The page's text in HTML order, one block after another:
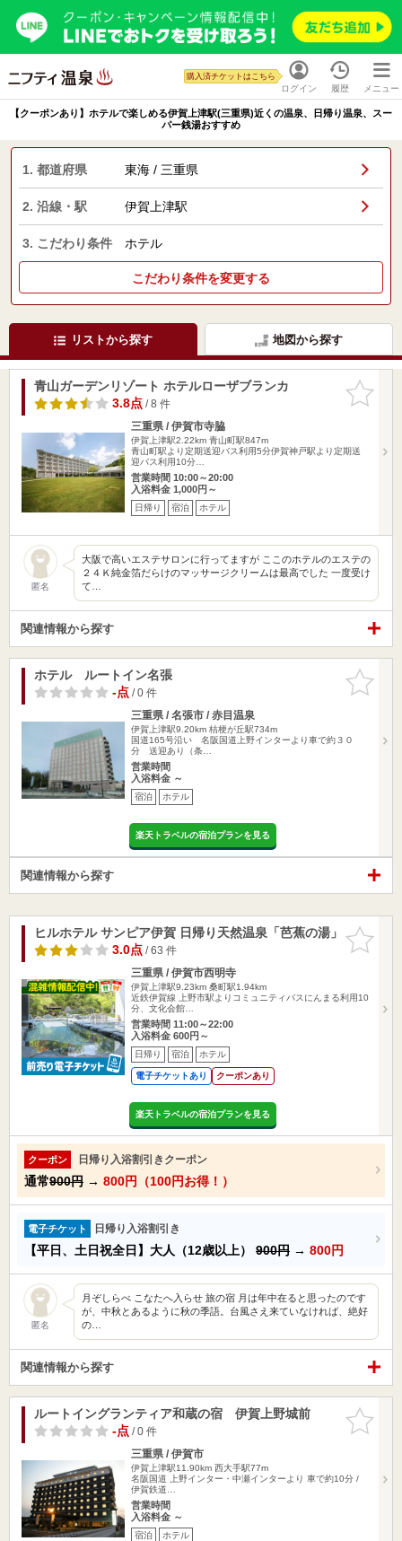
ログイン
購入済チケットはこちら
履歴 メニュー
【クーポンあり】ホテルで楽しめる伊賀上津駅(三重県)近くの温泉、日帰り温泉、スー
パー銭湯おすすめ
1. 都道府県 東海 / 三重県
2. 沿線・駅 伊賀上津駅
3. こだわり条件 ホテル
こだわり条件を変更する
リストから探す 地図から探す
お気に入
りに追加
青山ガーデンリゾート ホテルローザブランカ
3.8点/ 8 件
三重県 / 伊賀市寺脇
伊賀上津駅2.22km 青山町駅847m
青山町駅より定期送迎バス利用5分伊賀神戸駅より定期送
迎バス利用10分…
営業時間 10:00～20:00
入浴料金 1,000円～
日帰り 宿泊 ホテル
匿名
大阪で高いエステサロンに行ってますが ここのホテルのエステの
２４Ｋ純金箔だらけのマッサージクリームは最高でした 一度受け
て…
関連情報から探す
お気に入
りに追加
ホテル ルートイン名張
-点/ 0 件
三重県 / 名張市 / 赤目温泉
伊賀上津駅9.20km 桔梗が丘駅734m
国道165号沿い 名阪国道上野インターより車で約３０
分 送迎あり（条…
営業時間
入浴料金 ～
宿泊 ホテル
楽天トラベルの宿泊プランを見る
関連情報から探す
お気に入
りに追加
ヒルホテル サンピア伊賀 日帰り天然温泉「芭蕉の湯」
3.0点/ 63 件
三重県 / 伊賀市西明寺
伊賀上津駅9.23km 桑町駅1.94km
近鉄伊賀線 上野市駅よりコミュニティバスにんまる利用10
分、文化会館…
営業時間 11:00～22:00
入浴料金 600円～
日帰り 宿泊 ホテル
電子チケットあり クーポンあり
楽天トラベルの宿泊プランを見る
クーポン 日帰り入浴割引きクーポン
通常900円 → 800円（100円お得！）
電子チケット 日帰り入浴割引き
【平日、土日祝全日】大人（12歳以上） 900円 → 800円
匿名
月ぞしらべ こなたへ入らせ 旅の宿 月は年中在ると思ったのです
が、中秋とあるように秋の季語。台風さえ来ていなければ、絶好
の…
関連情報から探す
お気に入
りに追加
ルートイングランティア和蔵の宿 伊賀上野城前
-点/ 0 件
三重県 / 伊賀市
伊賀上津駅11.90km 西大手駅77m
名阪国道 上野インター・中瀬インターより 車で約10分 /
伊賀鉄道…
営業時間
入浴料金 ～
宿泊 ホテル